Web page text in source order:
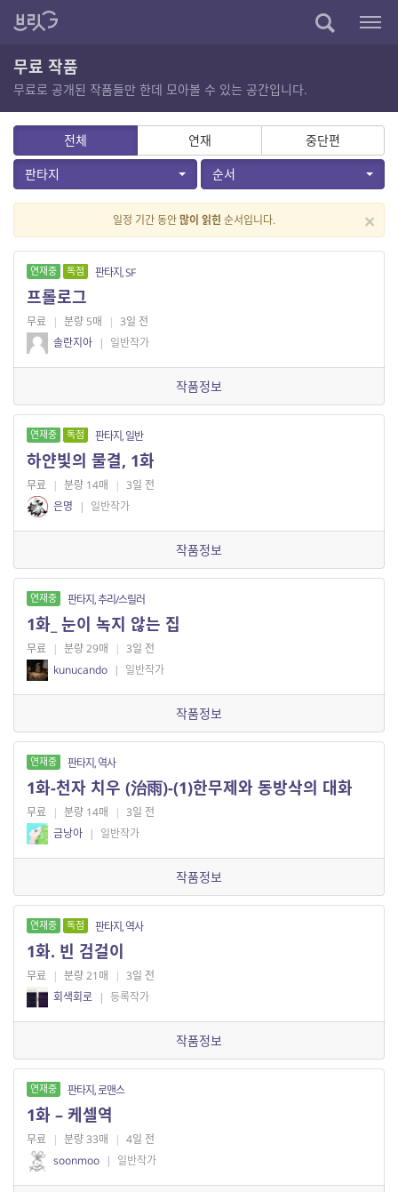
무료 작품
무료로 공개된 작품들만 한데 모아볼 수 있는 공간입니다.
전체 연재
중단편
판타지
순서
×
일정 기간 동안많이 읽힌 순서입니다.
연재중 독점 판타지, SF
프롤로그
무료 | 분량 5매 | 3일 전
솔란지아 | 일반작가
작품정보
연재중 독점 판타지, 일반
하얀빛의 물결, 1화
무료 | 분량 14매 | 3일 전
은명
| 일반작가
작품정보
연재중 판타지, 추리/스릴러
1화_ 눈이 녹지 않는 집
무료 | 분량 29매 | 3일 전
kunucando | 일반작가
작품정보
연재중 판타지, 역사
1화-천자 치우 (治雨)-(1)한무제와 동방삭의 대화
무료 | 분량 14매 | 3일 전
금낭아 | 일반작가
작품정보
연재중 독점 판타지, 역사
1화. 빈 검걸이
무료 | 분량 21매 | 3일 전
회색회로 | 등록작가
작품정보
연재중 판타지, 로맨스
1화 – 케셀역
무료 | 분량 33매 | 4일 전
soonmoo | 일반작가